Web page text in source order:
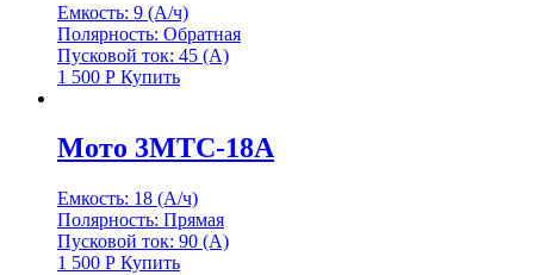
Емкость: 9 (А/ч)
Полярность: Обратная
Пусковой ток: 45 (А)
1 500 Р Купить
Мото 3МТС-18А
Емкость: 18 (А/ч)
Полярность: Прямая
Пусковой ток: 90 (А)
1 500 Р Купить